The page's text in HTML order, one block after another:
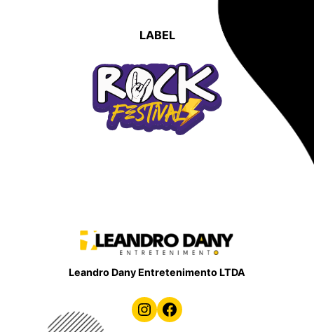
LABEL
Leandro Dany Entretenimento LTDA
Instagram Facebook